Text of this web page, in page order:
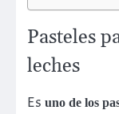
Pasteles
leches
Es uno de los